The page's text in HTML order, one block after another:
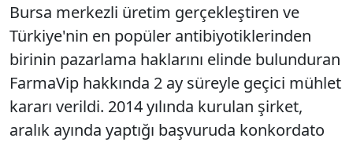
Bursa merkezli üretim gerçekleştiren ve
Türkiye'nin en popüler antibiyotiklerinden
birinin pazarlama haklarını elinde bulunduran
FarmaVip hakkında 2 ay süreyle geçici mühlet
kararı verildi. 2014 yılında kurulan şirket,
aralık ayında yaptığı başvuruda konkordato